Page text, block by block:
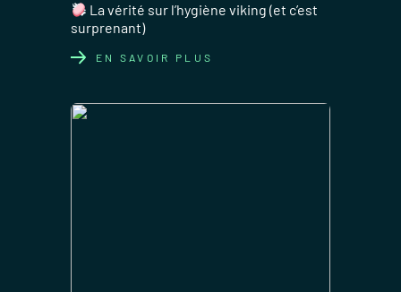
EN SAVOIR PLUS
La vérité sur l’hygiène viking (et c’est
surprenant)